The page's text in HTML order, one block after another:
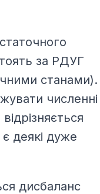
за РДУГ
станами).
численні
деякі дуже
дисбаланс